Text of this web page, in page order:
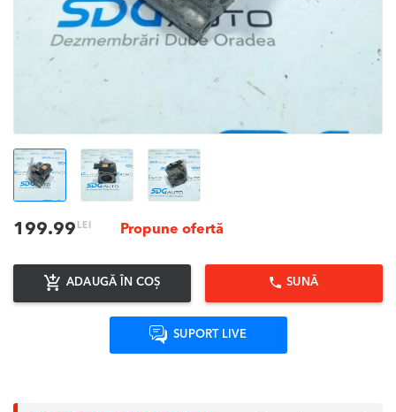
199.99 LEI Propune ofertă
ADAUGĂ ÎN COȘ SUNĂ
SUPORT LIVE